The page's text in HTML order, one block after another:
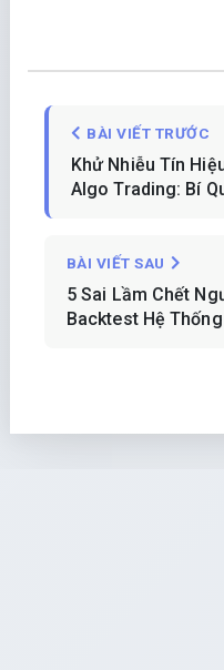
BÀI VIẾT TRƯỚC
Khử Nhiễu Tín
Algo Trading: Bí
BÀI VIẾT SAU
5 Sai Lầm Chết
Backtest Hệ